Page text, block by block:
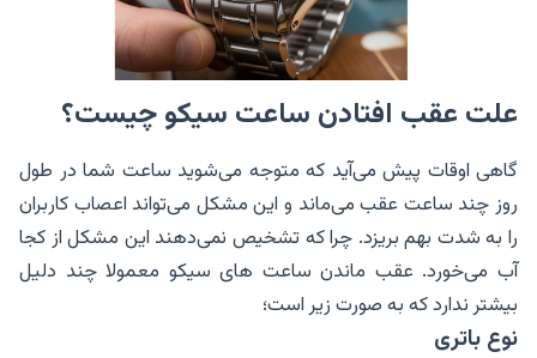
علت عقب افتادن ساعت سیکو چیست؟
گاهی اوقات پیش می‌آید که متوجه می‌شوید ساعت شما در طول
روز چند ساعت عقب می‌ماند و این مشکل می‌تواند اعصاب کاربران
را به شدت بهم بریزد. چرا که تشخیص نمی‌دهند این مشکل از کجا
آب می‌خورد. عقب ماندن ساعت های سیکو معمولا چند دلیل
بیشتر ندارد که به صورت زیر است؛
نوع باتری